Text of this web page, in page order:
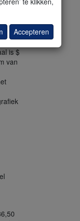
$
is $
van
Accepteren